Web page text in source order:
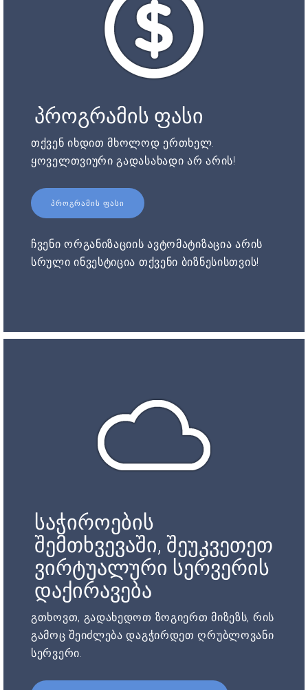
პროგრამის ფასი
თქვენ იხდით მხოლოდ ერთხელ.
ყოველთვიური გადასახადი არ არის!
ᲞᲠᲝᲒᲠᲐᲛᲘᲡ ᲤᲐᲡᲘ
ჩვენი ორგანიზაციის ავტომატიზაცია არის
სრული ინვესტიცია თქვენი ბიზნესისთვის!
საჭიროების
შემთხვევაში, შეუკვეთეთ
ვირტუალური სერვერის
დაქირავება
გთხოვთ, გადახედოთ ზოგიერთ მიზეზს, რის
გამოც შეიძლება დაგჭირდეთ ღრუბლოვანი
სერვერი.